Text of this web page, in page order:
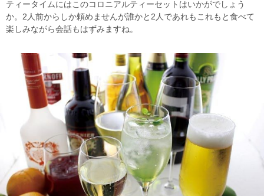
ティータイムにはこのコロニアルティーセットはいかがでしょう
か。2人前からしか頼めませんが誰かと2人であれもこれもと食べて
楽しみながら会話もはずみますね。